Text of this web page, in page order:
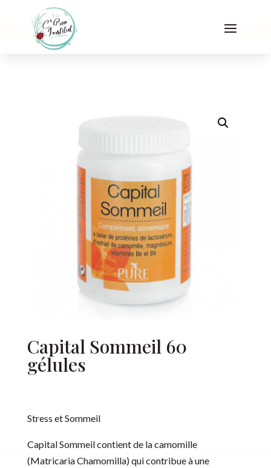
Capital Sommeil 60
gélules
Stress et Sommeil
Capital Sommeil contient de la camomille
(Matricaria Chamomilla) qui contribue à une